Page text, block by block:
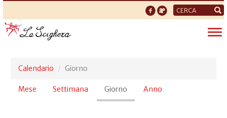
Form
di
ricerca
Calendario Giorno
Schede
Mese Settimana Giorno (scheda
attiva)
Anno